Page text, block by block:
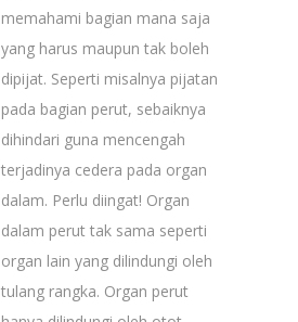
memahami bagian mana saja
yang harus maupun tak boleh
dipijat. Seperti misalnya pijatan
pada bagian perut, sebaiknya
dihindari guna mencengah
terjadinya cedera pada organ
dalam. Perlu diingat! Organ
dalam perut tak sama seperti
organ lain yang dilindungi oleh
tulang rangka. Organ perut